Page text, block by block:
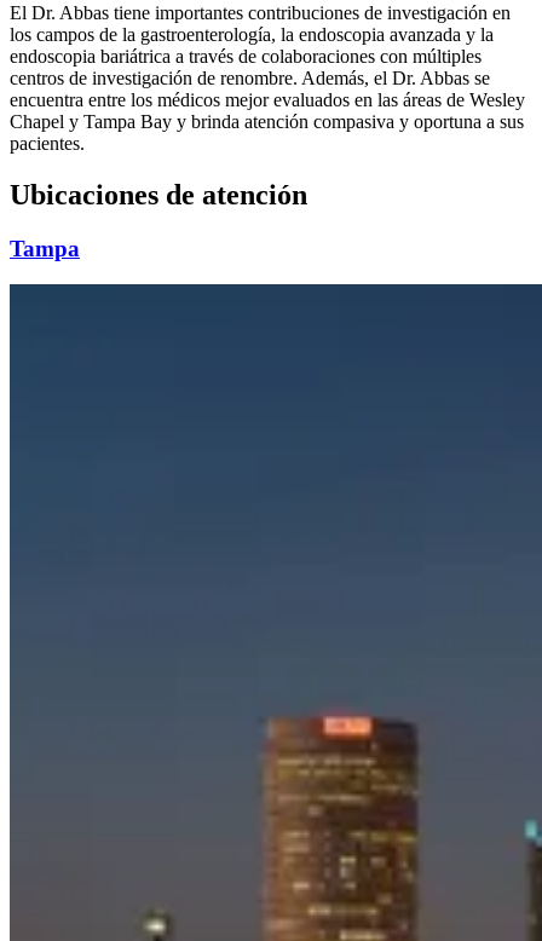
El Dr. Abbas tiene importantes contribuciones de investigación en
los campos de la gastroenterología, la endoscopia avanzada y la
endoscopia bariátrica a través de colaboraciones con múltiples
centros de investigación de renombre. Además, el Dr. Abbas se
encuentra entre los médicos mejor evaluados en las áreas de Wesley
Chapel y Tampa Bay y brinda atención compasiva y oportuna a sus
pacientes.
Ubicaciones de atención
Tampa